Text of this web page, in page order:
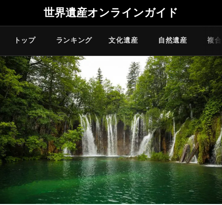
世界遺産オンラインガイド
トップ ランキング 文化遺産 自然遺産 複